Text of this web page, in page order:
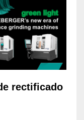
rectificado